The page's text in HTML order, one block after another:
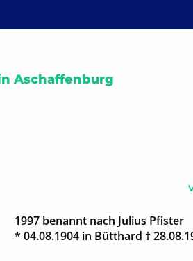
Aschaffenburg
Vorheriger:
1997 benannt nach Julius Pfister
* 04.08.1904 in Bütthard †